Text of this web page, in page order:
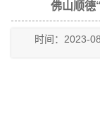
佛山顺德
时间：2023-